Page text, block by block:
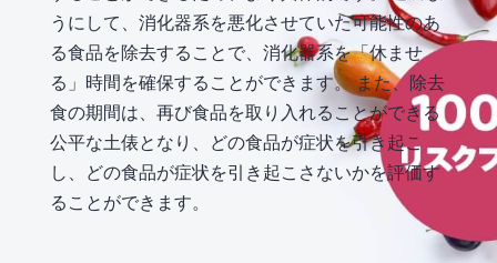
うにして、消化器系を悪化させていた可能性のあ
る食品を除去することで、消化器系を「休ませ
る」時間を確保することができます。 また、除去
食の期間は、再び食品を取り入れることができる
公平な土俵となり、どの食品が症状を引き起こ
し、どの食品が症状を引き起こさないかを評価す
ることができます。